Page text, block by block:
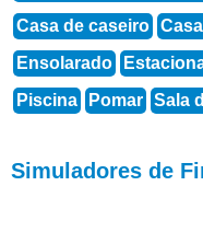
Casa de caseiro
Ensolarado
Piscina
Pomar Sala
Simuladores de